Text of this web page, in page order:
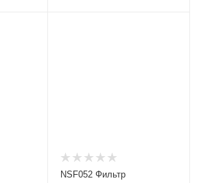
NSF052 Фильтр